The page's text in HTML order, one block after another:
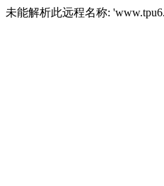
未能解析此远程名称: